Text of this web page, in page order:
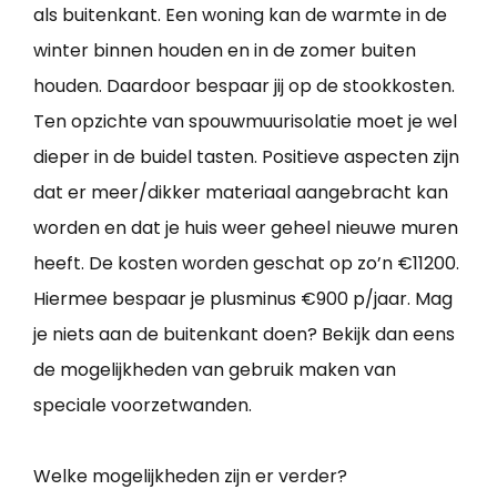
als buitenkant. Een woning kan de warmte in de
winter binnen houden en in de zomer buiten
houden. Daardoor bespaar jij op de stookkosten.
Ten opzichte van spouwmuurisolatie moet je wel
dieper in de buidel tasten. Positieve aspecten zijn
dat er meer/dikker materiaal aangebracht kan
worden en dat je huis weer geheel nieuwe muren
heeft. De kosten worden geschat op zo’n €11200.
Hiermee bespaar je plusminus €900 p/jaar. Mag
je niets aan de buitenkant doen? Bekijk dan eens
de mogelijkheden van gebruik maken van
speciale voorzetwanden.
Welke mogelijkheden zijn er verder?